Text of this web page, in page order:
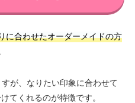
に合わせたオーダーメイドの方
が、なりたい印象に合わせて
てくれるのが特徴です。